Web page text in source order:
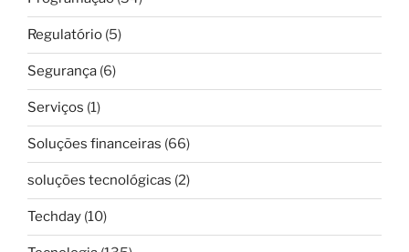
Regulatório (5)
Segurança (6)
Serviços (1)
Soluções financeiras (66)
soluções tecnológicas (2)
Techday (10)